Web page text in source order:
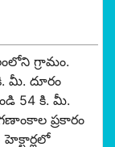
గ్రామం.
మీ. దూరం
54 కి. మీ.
ప్రకారం